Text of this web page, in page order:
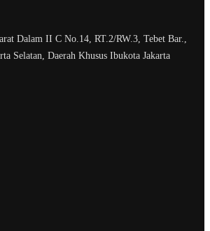
Dalam II C No.14, RT.2/RW.3, Tebet Bar.,
Selatan, Daerah Khusus Ibukota Jakarta